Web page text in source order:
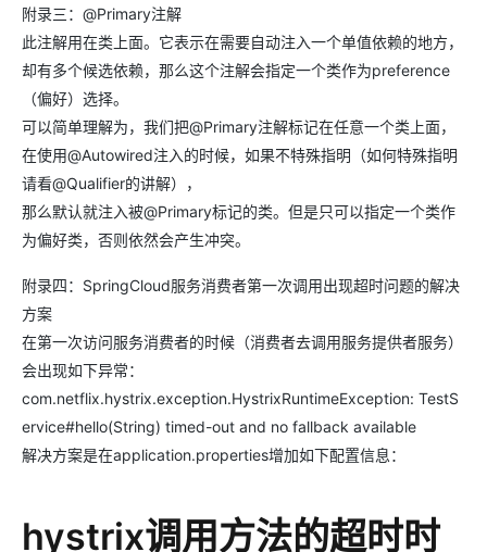
附录三：@Primary注解
此注解用在类上面。它表示在需要自动注入一个单值依赖的地方，
却有多个候选依赖，那么这个注解会指定一个类作为preference
（偏好）选择。
可以简单理解为，我们把@Primary注解标记在任意一个类上面，
在使用@Autowired注入的时候，如果不特殊指明（如何特殊指明
请看@Qualifier的讲解），
那么默认就注入被@Primary标记的类。但是只可以指定一个类作
为偏好类，否则依然会产生冲突。
附录四：SpringCloud服务消费者第一次调用出现超时问题的解决
方案
在第一次访问服务消费者的时候（消费者去调用服务提供者服务）
会出现如下异常：
com.netflix.hystrix.exception.HystrixRuntimeException: TestS
ervice#hello(String) timed-out and no fallback available
解决方案是在application.properties增加如下配置信息：
hystrix调用方法的超时时